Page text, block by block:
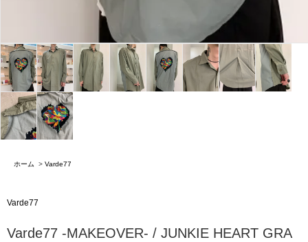
ホーム > Varde77
Varde77
Varde77 -MAKEOVER- / JUNKIE HEART GRA